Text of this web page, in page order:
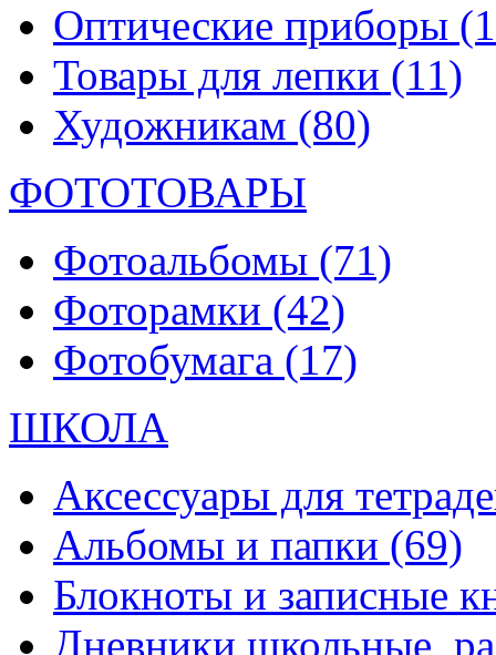
Оптические приборы
Товары для лепки (11)
Художникам (80)
ФОТОТОВАРЫ
Фотоальбомы (71)
Фоторамки (42)
Фотобумага (17)
ШКОЛА
Аксессуары для
Альбомы и папки (69)
Блокноты и записные
Дневники школьные,